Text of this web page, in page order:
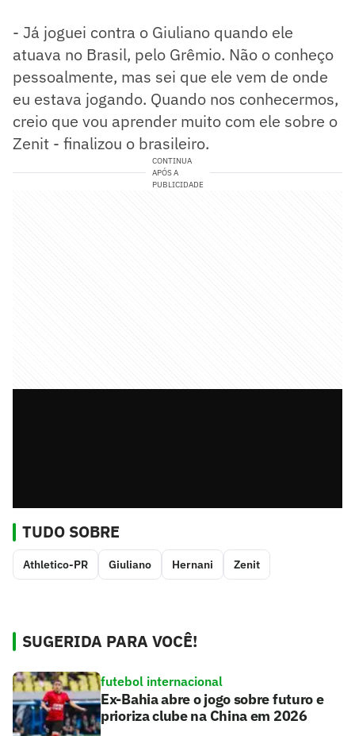
- Já joguei contra o Giuliano quando ele
atuava no Brasil, pelo Grêmio. Não o conheço
pessoalmente, mas sei que ele vem de onde
eu estava jogando. Quando nos conhecermos,
creio que vou aprender muito com ele sobre o
Zenit - finalizou o brasileiro.
CONTINUA
APÓS A
PUBLICIDADE
TUDO SOBRE
Athletico-PR Giuliano Hernani Zenit
SUGERIDA PARA VOCÊ!
futebol internacional
Ex-Bahia abre o jogo sobre futuro e
prioriza clube na China em 2026